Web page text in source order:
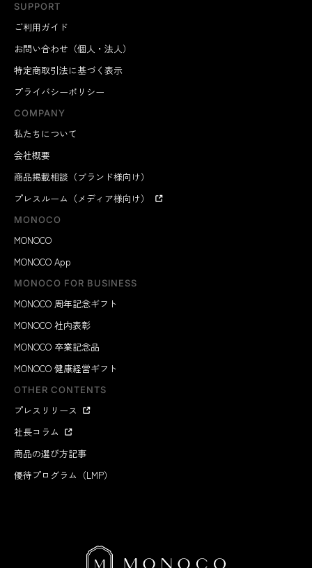
SUPPORT
ご利用ガイド
お問い合わせ（個人・法人）
特定商取引法に基づく表示
プライバシーポリシー
COMPANY
私たちについて
会社概要
商品掲載相談（ブランド様向け）
プレスルーム（メディア様向け）
MONOCO
MONOCO
MONOCO App
MONOCO FOR BUSINESS
MONOCO 周年記念ギフト
MONOCO 社内表彰
MONOCO 卒業記念品
MONOCO 健康経営ギフト
OTHER CONTENTS
プレスリリース
社長コラム
商品の選び方記事
優待プログラム（LMP）